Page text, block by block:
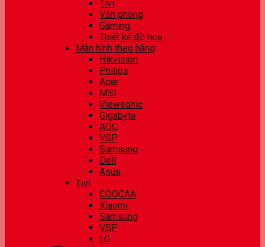
Tivi
Văn phòng
Gaming
Thiết kế đồ hoạ
Màn hình theo hãng
Hikvision
Philips
Acer
MSI
Viewsonic
Gigabyte
AOC
VSP
Samsung
Dell
Asus
Tivi
COOCAA
Xiaomi
Samsung
VSP
LG